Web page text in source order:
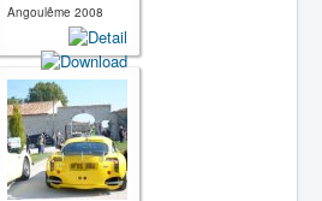
Angoulême 2008